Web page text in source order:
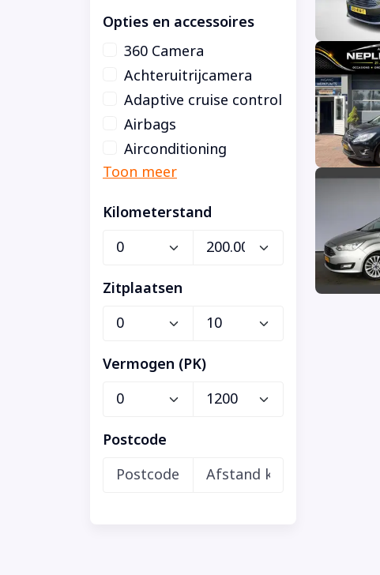
Opties en accessoires
360 Camera
Achteruitrijcamera
Adaptive cruise control
Airbags
Airconditioning
Kilometerstand
Zitplaatsen
Vermogen (PK)
Postcode